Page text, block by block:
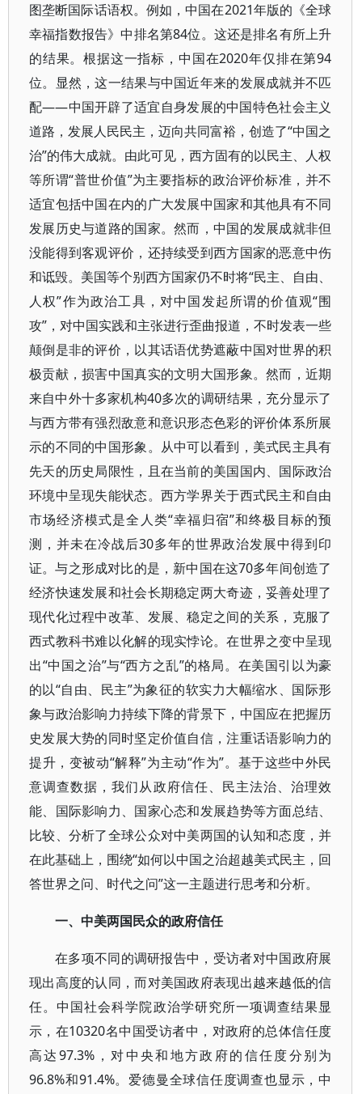
图垄断国际话语权。例如，中国在2021年版的《全球
幸福指数报告》中排名第84位。这还是排名有所上升
的结果。根据这一指标，中国在2020年仅排在第94
位。显然，这一结果与中国近年来的发展成就并不匹
配——中国开辟了适宜自身发展的中国特色社会主义
道路，发展人民民主，迈向共同富裕，创造了“中国之
治”的伟大成就。由此可见，西方固有的以民主、人权
等所谓“普世价值”为主要指标的政治评价标准，并不
适宜包括中国在内的广大发展中国家和其他具有不同
发展历史与道路的国家。然而，中国的发展成就非但
没能得到客观评价，还持续受到西方国家的恶意中伤
和诋毁。美国等个别西方国家仍不时将“民主、自由、
人权”作为政治工具，对中国发起所谓的价值观“围
攻”，对中国实践和主张进行歪曲报道，不时发表一些
颠倒是非的评价，以其话语优势遮蔽中国对世界的积
极贡献，损害中国真实的文明大国形象。然而，近期
来自中外十多家机构40多次的调研结果，充分显示了
与西方带有强烈敌意和意识形态色彩的评价体系所展
示的不同的中国形象。从中可以看到，美式民主具有
先天的历史局限性，且在当前的美国国内、国际政治
环境中呈现失能状态。西方学界关于西式民主和自由
市场经济模式是全人类“幸福归宿”和终极目标的预
测，并未在冷战后30多年的世界政治发展中得到印
证。与之形成对比的是，新中国在这70多年间创造了
经济快速发展和社会长期稳定两大奇迹，妥善处理了
现代化过程中改革、发展、稳定之间的关系，克服了
西式教科书难以化解的现实悖论。在世界之变中呈现
出“中国之治”与“西方之乱”的格局。在美国引以为豪
的以“自由、民主”为象征的软实力大幅缩水、国际形
象与政治影响力持续下降的背景下，中国应在把握历
史发展大势的同时坚定价值自信，注重话语影响力的
提升，变被动“解释”为主动“作为”。基于这些中外民
意调查数据，我们从政府信任、民主法治、治理效
能、国际影响力、国家心态和发展趋势等方面总结、
比较、分析了全球公众对中美两国的认知和态度，并
在此基础上，围绕“如何以中国之治超越美式民主，回
答世界之问、时代之问”这一主题进行思考和分析。
一、中美两国民众的政府信任
在多项不同的调研报告中，受访者对中国政府展
现出高度的认同，而对美国政府表现出越来越低的信
任。中国社会科学院政治学研究所一项调查结果显
示，在10320名中国受访者中，对政府的总体信任度
高达97.3%，对中央和地方政府的信任度分别为
96.8%和91.4%。爱德曼全球信任度调查也显示，中